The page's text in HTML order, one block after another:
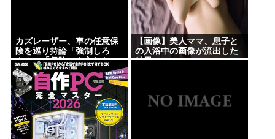
カズレーザー、車の任意保
険を巡り持論「強制しろ
よ！」「保険にも入れない
ヤツは運転すんなよ」
【画像】美人ママ、息子と
の入浴中の画像が流出した
結果・・・